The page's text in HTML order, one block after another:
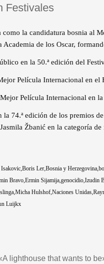
Festivales
como la candidatura bosnia al
Academia de los Oscar,
en la 50.ª edición del
Película Internacional en el
Película Internacional en
la 74.ª edición de los premios
Žbanić en la categoría
Boris Ler Bosnia y Herzegovina
Bravo Ermin Sijamija genocidio Izudin
Micha Hulshof Naciones Unidas
Luijkx
lighthouse that wants to